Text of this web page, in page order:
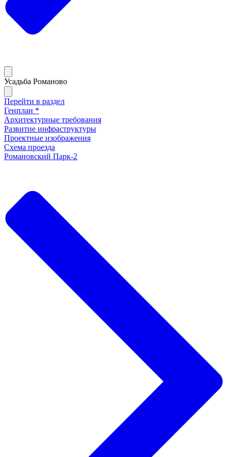
Усадьба Романово
Перейти в раздел
Генплан *
Архитектурные требования
Развитие инфраструктуры
Проектные изображения
Схема проезда
Романовский Парк-2